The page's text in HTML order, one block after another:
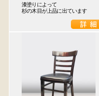
漆塗りによって
杉の木目が上品に出ています